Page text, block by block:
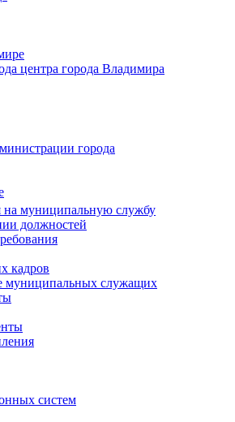
центра города Владимира
города
на муниципальную службу
должностей
кадров
муниципальных служащих
систем